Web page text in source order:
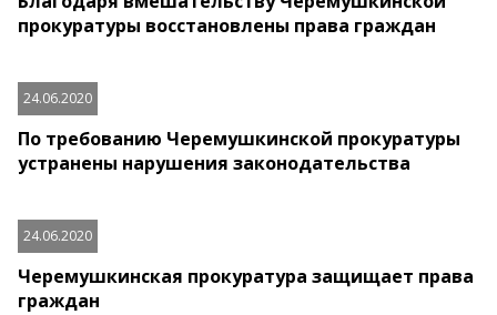
прокуратуры восстановлены права граждан
24.06.2020
По требованию Черемушкинской прокуратуры
устранены нарушения законодательства
24.06.2020
Черемушкинская прокуратура защищает права
граждан